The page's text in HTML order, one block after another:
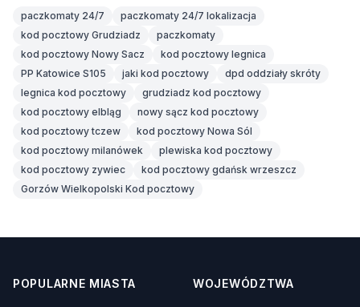
paczkomaty 24/7
paczkomaty 24/7 lokalizacja
kod pocztowy Grudziadz
paczkomaty
kod pocztowy Nowy Sacz
kod pocztowy legnica
PP Katowice S105
jaki kod pocztowy
dpd oddziały skróty
legnica kod pocztowy
grudziadz kod pocztowy
kod pocztowy elbląg
nowy sącz kod pocztowy
kod pocztowy tczew
kod pocztowy Nowa Sól
kod pocztowy milanówek
plewiska kod pocztowy
kod pocztowy zywiec
kod pocztowy gdańsk wrzeszcz
Gorzów Wielkopolski Kod pocztowy
POPULARNE MIASTA WOJEWÓDZTWA